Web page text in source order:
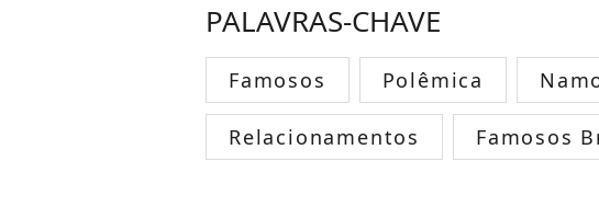
PALAVRAS-CHAVE
Famosos Polêmica
Relacionamentos Famosos